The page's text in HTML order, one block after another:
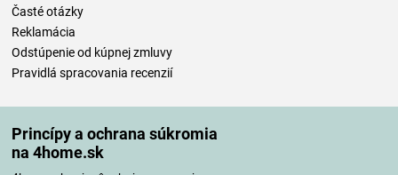
Princípy a ochrana súkromia
na 4home.sk
Časté otázky
Reklamácia
Odstúpenie od kúpnej zmluvy
Pravidlá spracovania recenzií